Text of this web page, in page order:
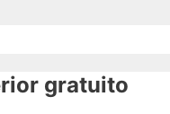
gratuito